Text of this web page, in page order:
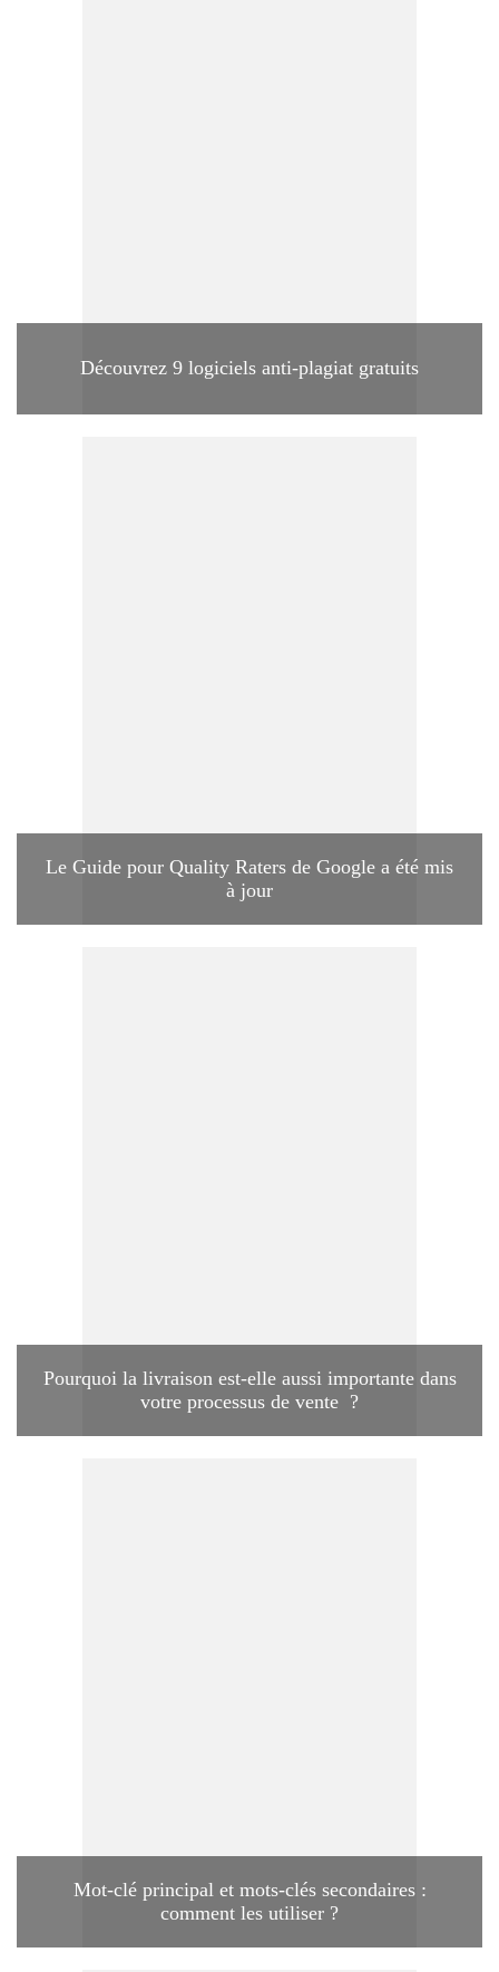
Découvrez 9 logiciels anti-plagiat gratuits
Le Guide pour Quality Raters de Google a été mis
à jour
Pourquoi la livraison est-elle aussi importante dans
votre processus de vente ?
Mot-clé principal et mots-clés secondaires :
comment les utiliser ?